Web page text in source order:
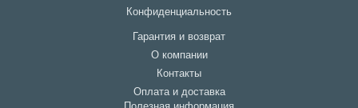
Конфиденциальность
Гарантия и возврат
О компании
Контакты
Оплата и доставка